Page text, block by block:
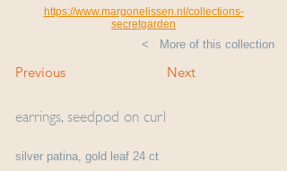
https://www.margonelissen.nl/collections-
secretgarden
< More of this collection
Previous Next
earrings, seedpod on curl
silver patina, gold leaf 24 ct